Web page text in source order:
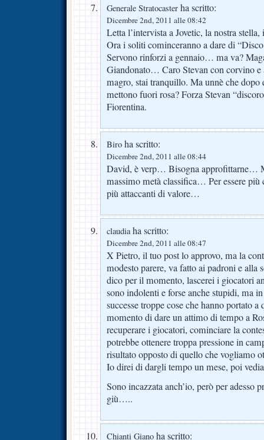
Generale Stratocaster ha scritto:
Dicembre 2nd, 2011 alle 08:42
Letta l’intervista a Jovetic, la nostra
Ora i soliti cominceranno a dare di
Servono rinforzi a gennaio… ma va?
Giandonato… Caro Stevan con corvino
magro, stai tranquillo. Ma unnè che dopo
mettono fuori rosa? Forza Stevan
Fiorentina.
Biro ha scritto:
Dicembre 2nd, 2011 alle 08:44
David, è verp… Bisogna approfittarne…
massimo metà classifica… Per essere più
più attaccanti di valore…
claudiaha scritto:
Dicembre 2nd, 2011 alle 08:47
X Pietro, il tuo post lo approvo, ma la
modesto parere, va fatto ai padroni e alla
dico per il momento, lascerei i giocatori
sono indolenti e forse anche stupidi, ma
successe troppe cose che hanno portato
momento di dare un attimo di tempo a
recuperare i giocatori, cominciare la
potrebbe ottenere troppa pressione in
risultato opposto di quello che vogliamo
Io direi di dargli tempo un mese, poi
Sono incazzata anch’io, però per adesso
giù…..
Chianti Giano ha scritto: